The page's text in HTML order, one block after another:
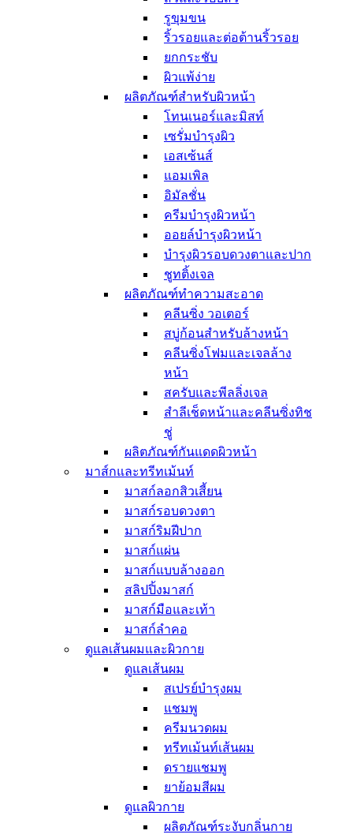
อุปกรณ์อาบน้ำ
อุปกรณ์สำหรับ
ทำความสะอาดผิว
ผลิตภัณฑ์กรองน้ำ
ฝักบัว
แปรงแต่งหน้า
แปรงแต่งตา
แปรงทาลิปสติก
แปรงแต่งหน้า
ผลิตภัณฑ์ทำความ
สะอาดแปรง
อุปกรณ์สำหรับเส้นผม
อุปกรณ์ความงาม
อุปกรณ์แต่งหน้าอื่นๆ
กระจกแต่งหน้า
กระเป๋าเครื่องสำอาง
ฟองน้ำและพัฟ
ของใช้ส่วนตัว
น้ำหอม
เจลล้างมือ เจลแอลกอฮอล์
แว่นกันแดด
ดูแลช่องปาก
ยาสีฟัน
แปรงสีฟัน
ผลิตภัณฑ์สำหรับผู้หญิง
ผลิตภัณฑ์สำหรับผู้ชาย
อุปกรณ์ดูแลเล็บมือและเล็บ
เท้า
ผลิตภัณฑ์สำหรับเด็ก
สกินแคร์สำหรับเด็ก
เครื่องสำอางสำหรับ
เด็ก
ทิชชู่เปียกสำหรับเด็ก
ผลิตภัณฑ์อาบน้ำ
สำหรับเด็ก
บาล์มสำหรับเด็ก
ผลิตภัณฑ์ไล่แมลง
สำหรับเด็ก
เครื่องออกกำลังกาย
Seoul Made
รูขุมขน
ริ้วรอยและต่อต้านริ้วรอย
ยกกระชับ
ผิวแพ้ง่าย
ผลิตภัณฑ์สำหรับผิวหน้า
โทนเนอร์และมิสท์
เซรั่มบำรุงผิว
เอสเซ้นส์
แอมเพิล
อิมัลชั่น
ครีมบำรุงผิวหน้า
ออยล์บำรุงผิวหน้า
บำรุงผิวรอบดวงตาและปาก
ชูทติ้งเจล
ผลิตภัณฑ์ทำความสะอาด
คลีนซิ่ง วอเตอร์
สบู่ก้อนสำหรับล้างหน้า
คลีนซิ่งโฟมและเจลล้าง
หน้า
สครับและพีลลิ่งเจล
สำลีเช็ดหน้าและคลีนซิ่งทิช
ชู่
ผลิตภัณฑ์กันแดดผิวหน้า
มาส์กและทรีทเม้นท์
มาสก์ลอกสิวเสี้ยน
มาสก์รอบดวงตา
มาสก์ริมฝีปาก
มาสก์แผ่น
มาสก์แบบล้างออก
สลิปปิ้งมาสก์
มาสก์มือและเท้า
มาสก์ลำคอ
ดูแลเส้นผมและผิวกาย
ดูแลเส้นผม
สเปรย์บำรุงผม
แชมพู
ครีมนวดผม
ทรีทเม้นท์เส้นผม
ดรายแชมพู
ยาย้อมสีผม
ดูแลผิวกาย
ผลิตภัณฑ์ระงับกลิ่นกาย